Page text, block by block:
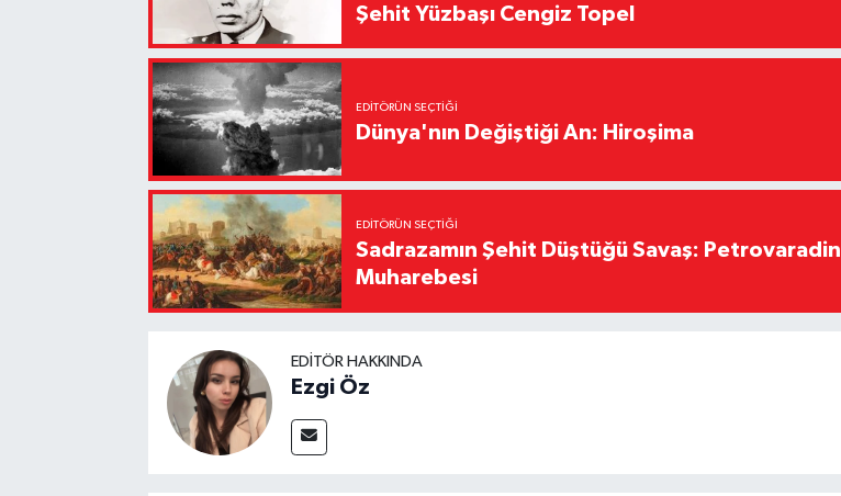
Şehit Yüzbaşı Cengiz Topel
EDITÖRÜN SEÇTIĞI
Dünya'nın Değiştiği An: Hiroşima
EDITÖRÜN SEÇTIĞI
Sadrazamın Şehit Düştüğü Savaş: Petrovaradin
Muharebesi
EDITÖR HAKKINDA
Ezgi Öz